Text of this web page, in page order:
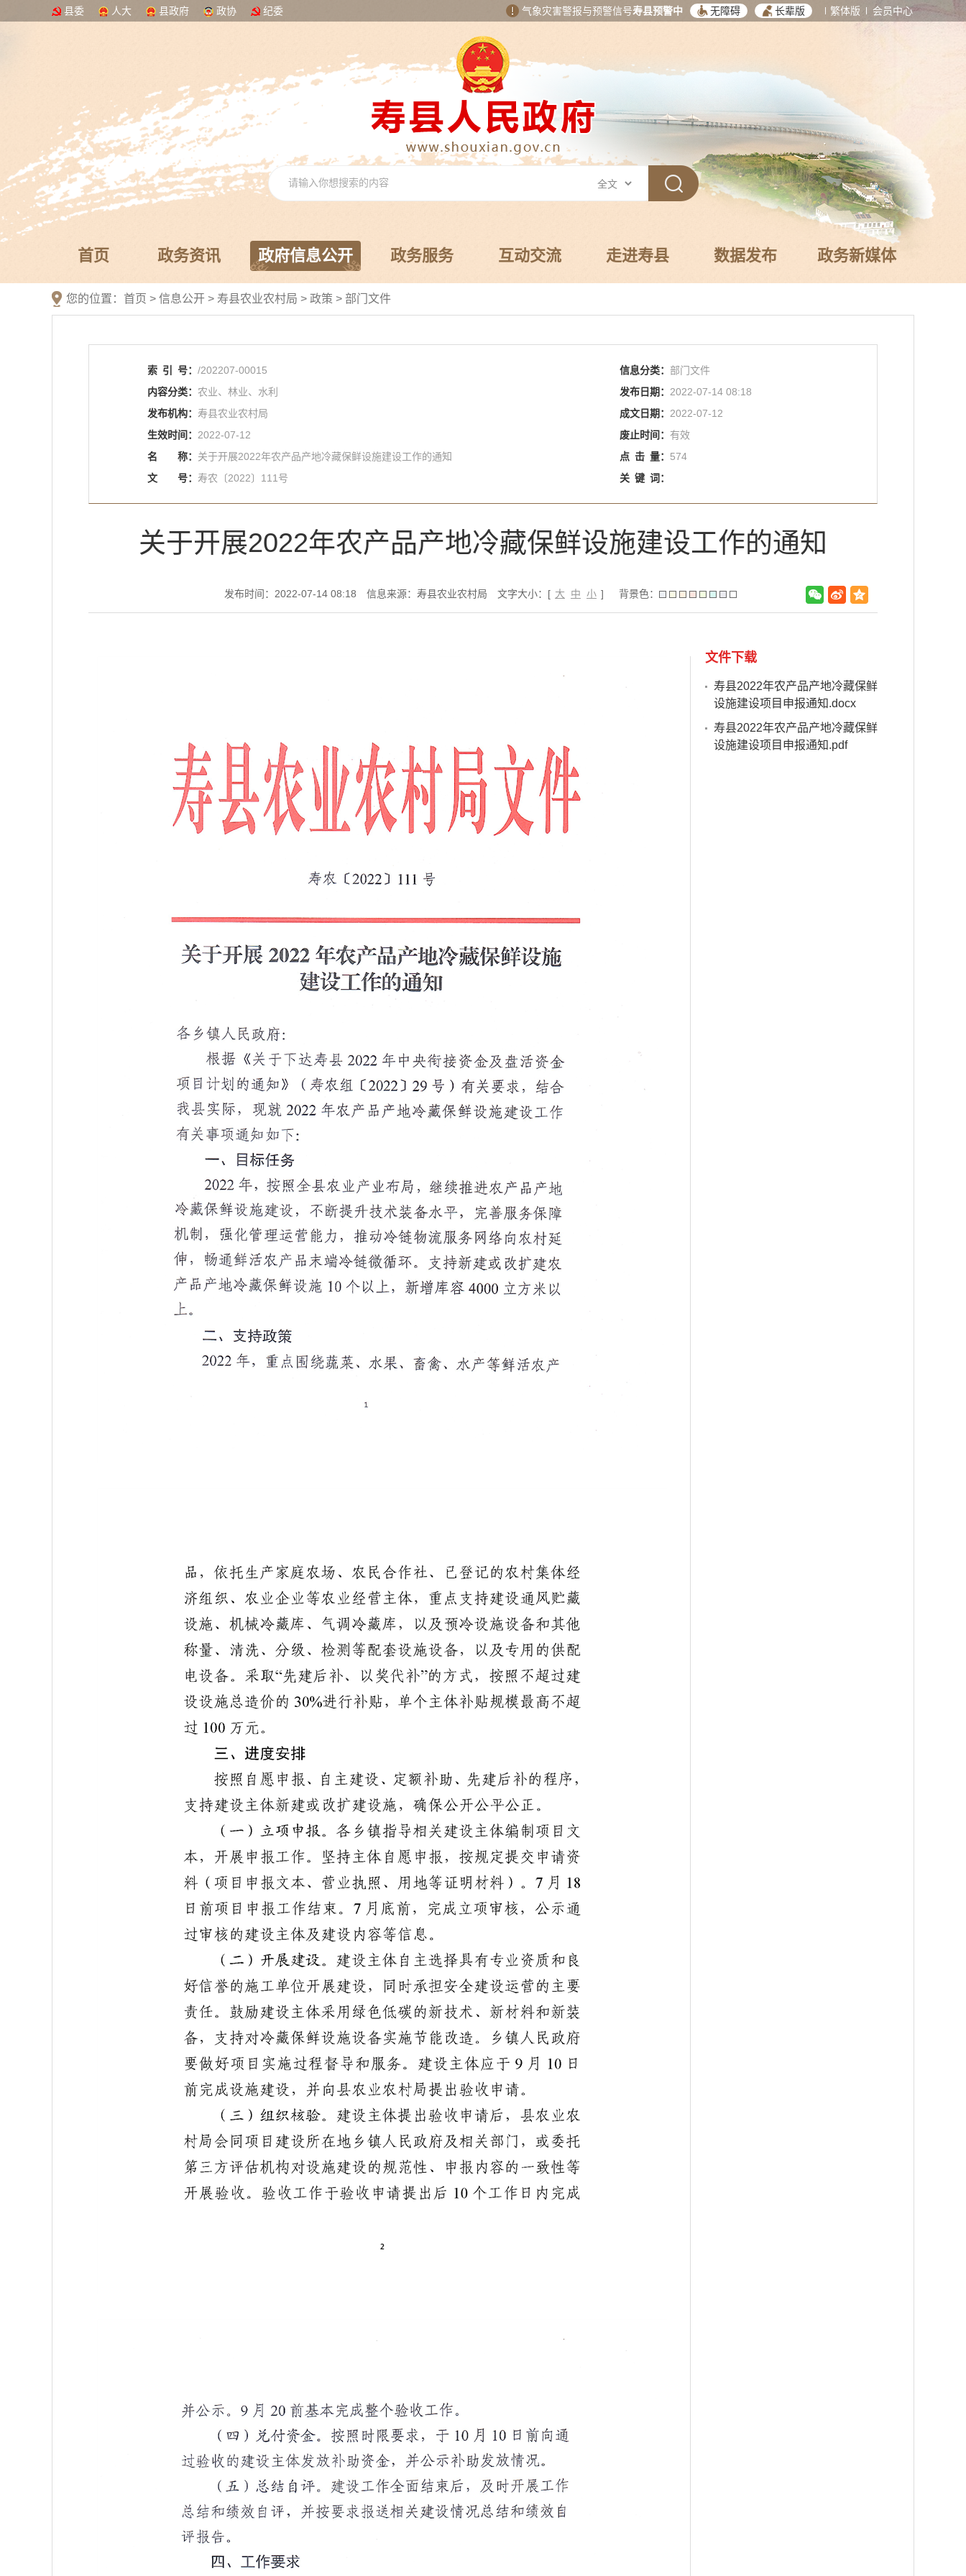
县委 人大 县政府 政协 纪委 气象灾害警报与预警信号寿县预警中 无障碍 长辈版 繁体版 会员中心
首页 政务资讯 政府信息公开 政务服务 互动交流 走进寿县 数据发布 政务新媒体
您的位置： 首页 > 信息公开 > 寿县农业农村局 > 政策 > 部门文件
索 引 号： /202207-00015 信息分类： 部门文件
内容分类： 农业、林业、水利 发布日期： 2022-07-14 08:18
发布机构： 寿县农业农村局 成文日期： 2022-07-12
生效时间： 2022-07-12 废止时间： 有效
名
称： 关于开展2022年农产品产地冷藏保鲜设施建设工作的通知 点 击 量： 574
文
号： 寿农〔2022〕111号 关 键 词：
关于开展2022年农产品产地冷藏保鲜设施建设工作的通知
发布时间：2022-07-14 08:18 信息来源：寿县农业农村局 文字大小：[ 大 中 小 ] 背景色：
文件下载
寿县2022年农产品产地冷藏保鲜
设施建设项目申报通知.docx
寿县2022年农产品产地冷藏保鲜
设施建设项目申报通知.pdf